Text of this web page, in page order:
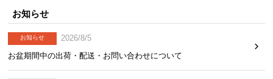
お知らせ
お知らせ
2026/8/5
お盆期間中の出荷・配送・お問い合わせについて